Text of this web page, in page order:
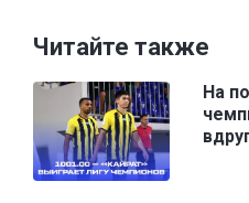
Читайте также
На